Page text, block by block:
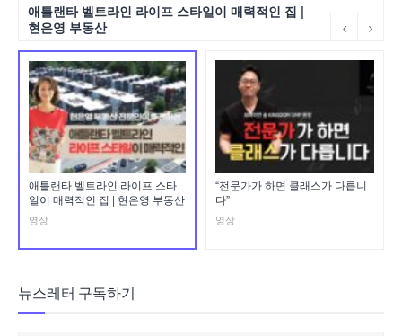
애틀랜타 벨트라인 라이프 스타일이 매력적인 집 |
현은영 부동산
애틀랜타 벨트라인 라이프 스타
일이 매력적인 집 | 현은영 부동산
영상
“전문가가 하면 클래스가 다릅니
다”
영상
뉴스레터 구독하기